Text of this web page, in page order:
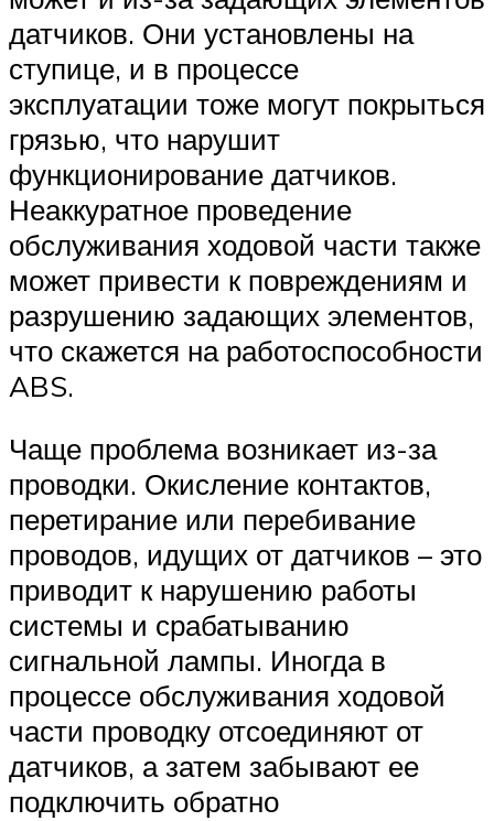
датчиков. Они установлены на
ступице, и в процессе
эксплуатации тоже могут покрыться
грязью, что нарушит
функционирование датчиков.
Неаккуратное проведение
обслуживания ходовой части также
может привести к повреждениям и
разрушению задающих элементов,
что скажется на работоспособности
ABS.
Чаще проблема возникает из-за
проводки. Окисление контактов,
перетирание или перебивание
проводов, идущих от датчиков – это
приводит к нарушению работы
системы и срабатыванию
сигнальной лампы. Иногда в
процессе обслуживания ходовой
части проводку отсоединяют от
датчиков, а затем забывают ее
подключить обратно